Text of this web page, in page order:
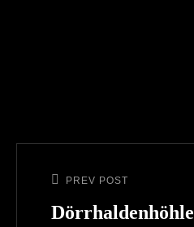
Previous
Post
PREV POST
Dörrhaldenhöhle